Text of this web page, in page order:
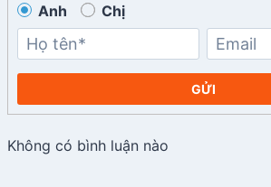
Anh Chị
GỬI
Không có bình luận nào